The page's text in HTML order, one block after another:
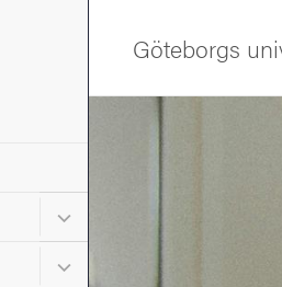
Undermeny för Studera
Undermeny för Forskning
Göteborgs
Bild